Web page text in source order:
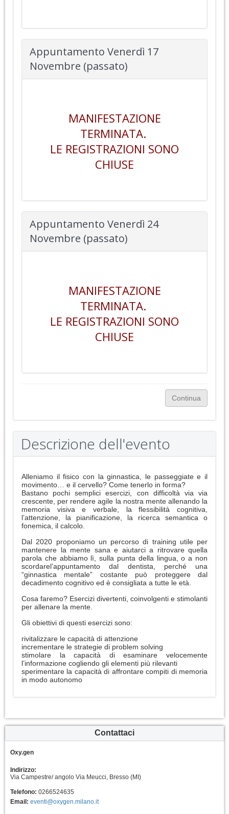
Appuntamento Venerdì 17
Novembre (passato)
MANIFESTAZIONE
TERMINATA.
LE REGISTRAZIONI SONO
CHIUSE
Appuntamento Venerdì 24
Novembre (passato)
MANIFESTAZIONE
TERMINATA.
LE REGISTRAZIONI SONO
CHIUSE
Descrizione dell'evento
Alleniamo il fisico con la ginnastica, le passeggiate e il
movimento… e il cervello? Come tenerlo in forma?
Bastano pochi semplici esercizi, con difficoltà via via
crescente, per rendere agile la nostra mente allenando la
memoria visiva e verbale, la flessibilità cognitiva,
l’attenzione, la pianificazione, la ricerca semantica o
fonemica, il calcolo.
Dal 2020 proponiamo un percorso di training utile per
mantenere la mente sana e aiutarci a ritrovare quella
parola che abbiamo lì, sulla punta della lingua, o a non
scordarel’appuntamento dal dentista, perché una
“ginnastica mentale” costante può proteggere dal
decadimento cognitivo ed è consigliata a tutte le età.
Cosa faremo? Esercizi divertenti, coinvolgenti e stimolanti
per allenare la mente.
Gli obiettivi di questi esercizi sono:
rivitalizzare le capacità di attenzione
incrementare le strategie di problem solving
stimolare la capacità di esaminare velocemente
l’informazione cogliendo gli elementi più rilevanti
sperimentare la capacità di affrontare compiti di memoria
in modo autonomo
Contattaci
Oxy.gen
Indirizzo:
Via Campestre/ angolo Via Meucci, Bresso (MI)
Telefono: 0266524635
Email: eventi@oxygen.milano.it